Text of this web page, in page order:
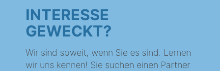
INTERESSE
GEWECKT?
Wir sind soweit, wenn Sie es sind. Lernen
wir uns kennen! Sie suchen einen Partner